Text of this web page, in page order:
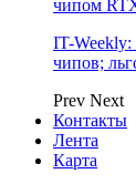
чипом
IT-Weekly:
чипов;
Prev Next
Контакты
Лента
Карта